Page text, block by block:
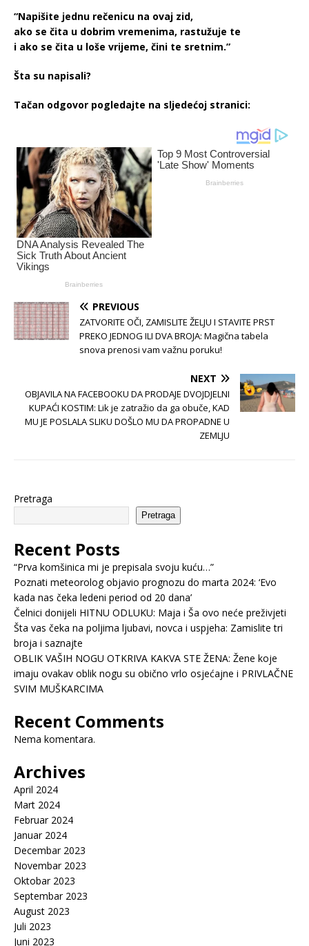
“Napišite jednu rečenicu na ovaj zid,
ako se čita u dobrim vremenima, rastužuje te
i ako se čita u loše vrijeme, čini te sretnim.”
Šta su napisali?
Tačan odgovor pogledajte na sljedećoj stranici:
PREVIOUS
ZATVORITE OČI, ZAMISLITE ŽELJU I STAVITE PRST
PREKO JEDNOG ILI DVA BROJA: Magična tabela
snova prenosi vam važnu poruku!
NEXT
OBJAVILA NA FACEBOOKU DA PRODAJE DVOJDJELNI
KUPAĆI KOSTIM: Lik je zatražio da ga obuče, KAD
MU JE POSLALA SLIKU DOŠLO MU DA PROPADNE U
ZEMLJU
Pretraga
Pretraga
Recent Posts
“Prva komšinica mi je prepisala svoju kuću…”
Poznati meteorolog objavio prognozu do marta 2024: ‘Evo
kada nas čeka ledeni period od 20 dana’
Čelnici donijeli HITNU ODLUKU: Maja i Ša ovo neće preživjeti
Šta vas čeka na poljima ljubavi, novca i uspjeha: Zamislite tri
broja i saznajte
OBLIK VAŠIH NOGU OTKRIVA KAKVA STE ŽENA: Žene koje
imaju ovakav oblik nogu su obično vrlo osjećajne i PRIVLAČNE
SVIM MUŠKARCIMA
Recent Comments
Nema komentara.
Archives
April 2024
Mart 2024
Februar 2024
Januar 2024
Decembar 2023
Novembar 2023
Oktobar 2023
Septembar 2023
August 2023
Juli 2023
Juni 2023